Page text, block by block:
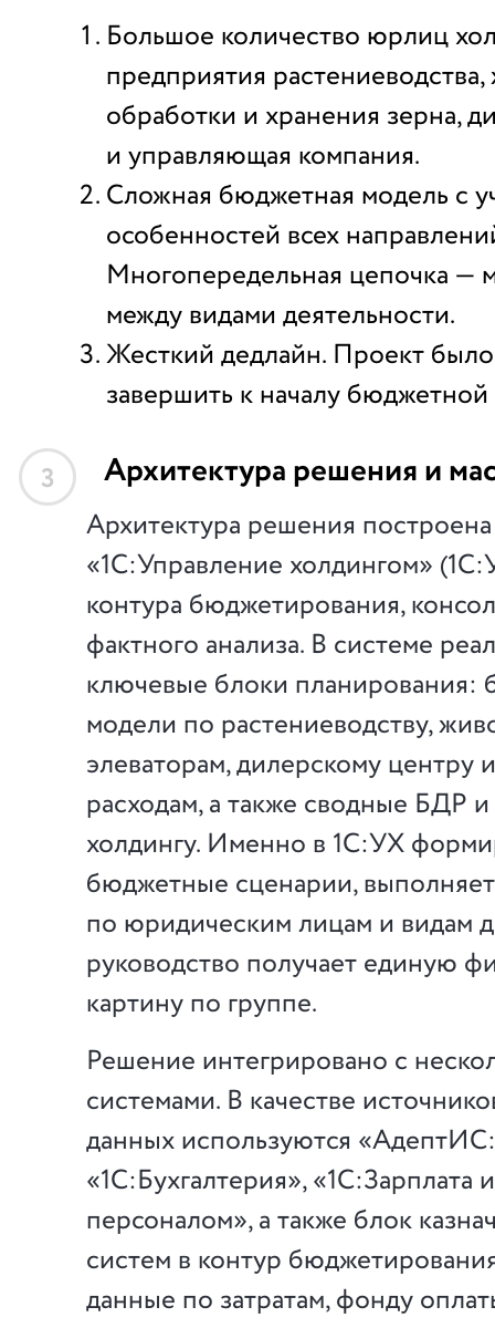
Большое количество юрлиц
предприятия
обработки и хранения зерна,
и управляющая компания.
Сложная бюджетная модель с
особенностей всех
Многопередельная цепочка —
между видами деятельности.
Жесткий дедлайн. Проект
завершить к началу
3 Архитектура решения и
Архитектура решения
«1С:Управление холдингом»
контура бюджетирования,
фактного анализа. В системе
ключевые блоки планирования:
модели по растениеводству,
элеваторам, дилерскому центру
расходам, а также сводные БДР
холдингу. Именно в 1С:УХ
бюджетные сценарии,
по юридическим лицам и видам
руководство получает единую
картину по группе.
Решение интегрировано с
системами. В качестве
данных используются
«1С:Бухгалтерия», «1С:Зарплата
персоналом», а также блок
систем в контур
данные по затратам, фонду